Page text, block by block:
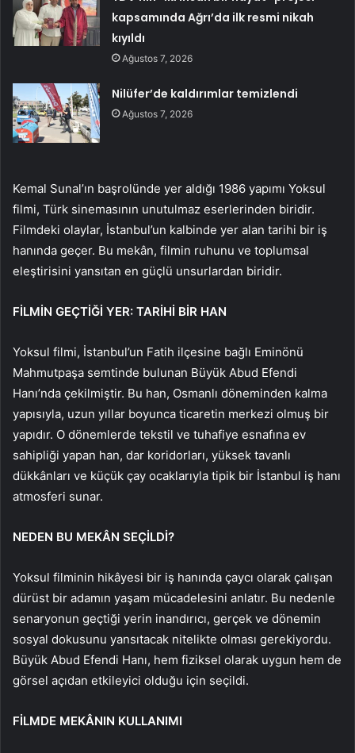
kapsamında Ağrı’da ilk resmi nikah
kıyıldı
Ağustos 7, 2026
Nilüfer’de kaldırımlar temizlendi
Ağustos 7, 2026
Kemal Sunal’ın başrolünde yer aldığı 1986 yapımı Yoksul
filmi, Türk sinemasının unutulmaz eserlerinden biridir.
Filmdeki olaylar, İstanbul’un kalbinde yer alan tarihi bir iş
hanında geçer. Bu mekân, filmin ruhunu ve toplumsal
eleştirisini yansıtan en güçlü unsurlardan biridir.
FİLMİN GEÇTİĞİ YER: TARİHİ BİR HAN
Yoksul filmi, İstanbul’un Fatih ilçesine bağlı Eminönü
Mahmutpaşa semtinde bulunan Büyük Abud Efendi
Hanı’nda çekilmiştir. Bu han, Osmanlı döneminden kalma
yapısıyla, uzun yıllar boyunca ticaretin merkezi olmuş bir
yapıdır. O dönemlerde tekstil ve tuhafiye esnafına ev
sahipliği yapan han, dar koridorları, yüksek tavanlı
dükkânları ve küçük çay ocaklarıyla tipik bir İstanbul iş hanı
atmosferi sunar.
NEDEN BU MEKÂN SEÇİLDİ?
Yoksul filminin hikâyesi bir iş hanında çaycı olarak çalışan
dürüst bir adamın yaşam mücadelesini anlatır. Bu nedenle
senaryonun geçtiği yerin inandırıcı, gerçek ve dönemin
sosyal dokusunu yansıtacak nitelikte olması gerekiyordu.
Büyük Abud Efendi Hanı, hem fiziksel olarak uygun hem de
görsel açıdan etkileyici olduğu için seçildi.
FİLMDE MEKÂNIN KULLANIMI